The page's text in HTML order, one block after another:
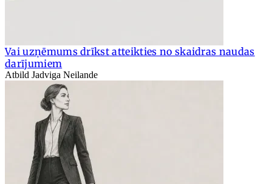
Vai uzņēmums drīkst atteikties no skaidras naudas
darījumiem
Atbild Jadviga Neilande